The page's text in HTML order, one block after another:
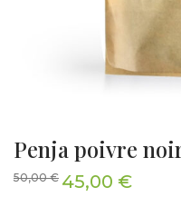
Penja poivre
50,00€ Le
prix
45,00 €Le
prix